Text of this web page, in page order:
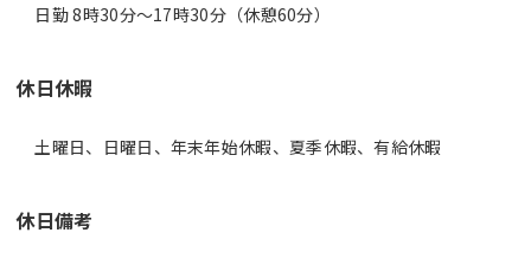
日勤 8時30分〜17時30分（休憩60分）
休日休暇
土曜日、日曜日、年末年始休暇、夏季休暇、有給休暇
休日備考